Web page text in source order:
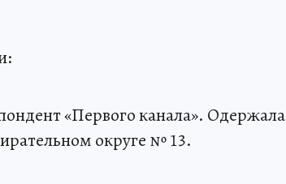
«Первого канала». Одержала
округе № 13.